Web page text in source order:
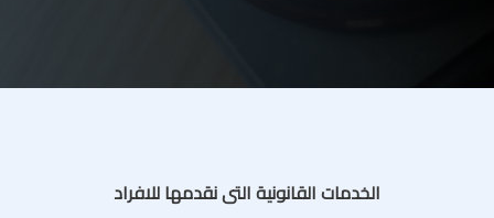
الخدمات القانونية التى نقدمها للافراد